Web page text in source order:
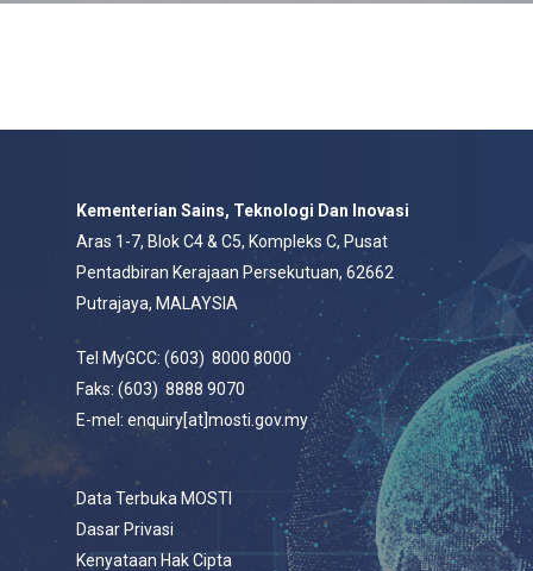
Kementerian Sains, Teknologi Dan Inovasi
Aras 1-7, Blok C4 & C5, Kompleks C, Pusat
Pentadbiran Kerajaan Persekutuan, 62662
Putrajaya, MALAYSIA
Tel MyGCC: (603) 8000 8000
Faks: (603) 8888 9070
E-mel: enquiry[at]mosti.gov.my
Data Terbuka MOSTI
Dasar Privasi
Kenyataan Hak Cipta